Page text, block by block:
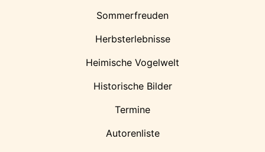
Sommerfreuden
Herbsterlebnisse
Heimische Vogelwelt
Historische Bilder
Termine
Autorenliste